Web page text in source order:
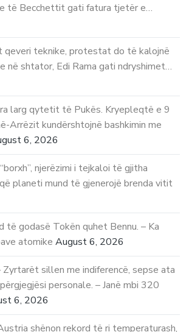
të Becchettit gati fatura tjetër e…
teknike, protestat do të kalojnë
në shtator, Edi Rama gati ndryshimet…
larg qytetit të Pukës. Kryepleqtë e 9
Arrëzit kundërshtojnë bashkimin me
6, 2026
njerëzimi i tejkaloi të gjitha
planeti mund të gjenerojë brenda vitit
të godasë Tokën quhet Bennu. – Ka
atomike August 6, 2026
sillen me indiferencë, sepse ata
personale. – Janë mbi 320
6, 2026
shënon rekord të ri temperaturash,